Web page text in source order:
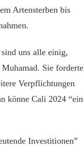
Artensterben bis
uns alle einig,
Sie forderte
Verpflichtungen
könne Cali 2024 “ein
Investitionen”